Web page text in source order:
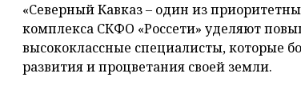
«Северный Кавказ – один из
комплекса СКФО «Россети» уделяют
высококлассные специалисты, которые
развития и процветания своей земли.